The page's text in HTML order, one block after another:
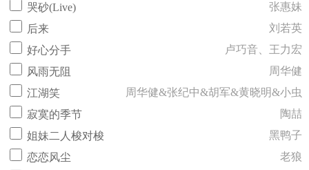
哭砂(Live)
张惠妹
后来
刘若英
好心分手
卢巧音、王力宏
风雨无阻
周华健
江湖笑
周华健&张纪中&胡军&黄晓明&小虫
寂寞的季节
陶喆
姐妹二人梭对梭
黑鸭子
恋恋风尘
老狼